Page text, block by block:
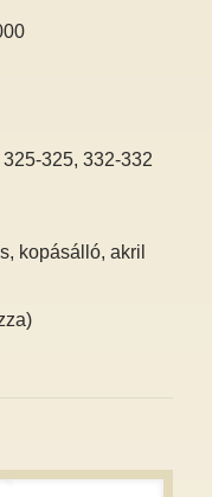
325, 332-332
kopásálló, akril